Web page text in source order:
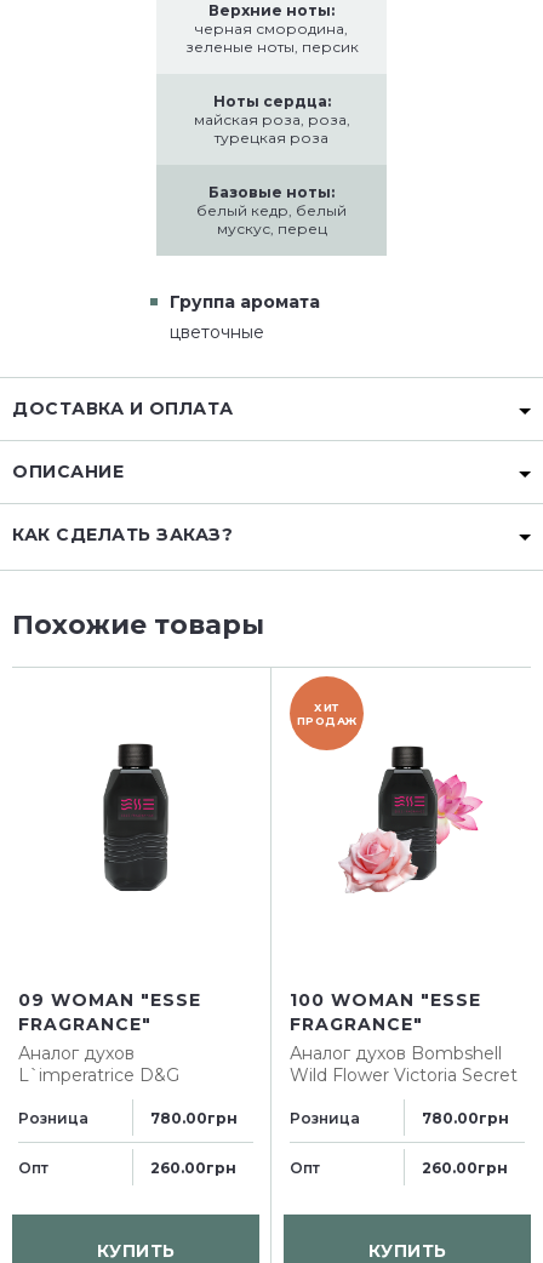
Верхние ноты:
черная смородина,
зеленые ноты, персик
Ноты сердца:
майская роза, роза,
турецкая роза
Базовые ноты:
белый кедр, белый
мускус, перец
Группа аромата
цветочные
ДОСТАВКА И ОПЛАТА
ОПИСАНИЕ
КАК СДЕЛАТЬ ЗАКАЗ?
Похожие товары
09 WOMAN "ESSE
FRAGRANCE"
Аналог духов
L`imperatrice D&G
Розница 780.00грн
Опт 260.00грн
КУПИТЬ
ХИТ
ПРОДАЖ
100 WOMAN "ESSE
FRAGRANCE"
Аналог духов Bombshell
Wild Flower Victoria Secret
Розница 780.00грн
Опт 260.00грн
КУПИТЬ